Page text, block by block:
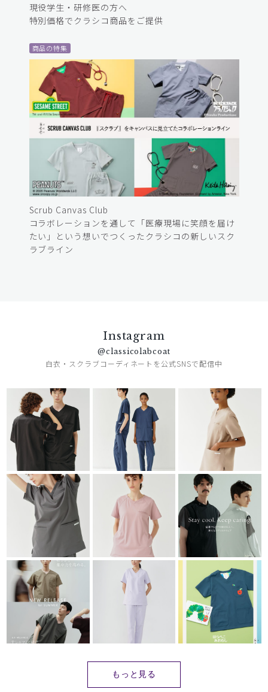
現役学生・研修医の方へ
特別価格でクラシコ商品をご提供
商品の特集
Scrub Canvas Club
コラボレーションを通して「医療現場に笑顔を届け
たい」という想いでつくったクラシコの新しいスク
ラブライン
Instagram
@classicolabcoat
白衣・スクラブコーディネートを公式SNSで配信中
もっと見る